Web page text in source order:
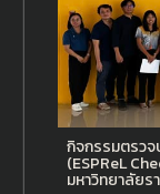
กิจกรรมตรว
(ESPReL
มหาวิทยาลัย